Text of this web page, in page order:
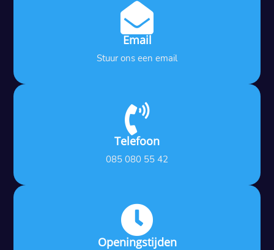

Email
Stuur ons een email

Telefoon
085 080 55 42

Openingstijden